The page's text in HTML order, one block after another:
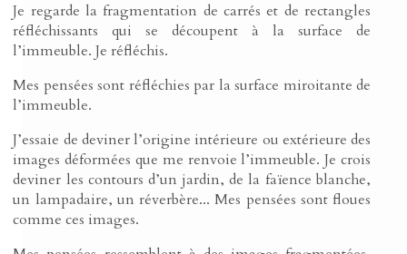
Je regarde la fragmentation de carrés et de rectangles
réfléchissants qui se découpent à la surface de
l’immeuble. Je réfléchis.
Mes pensées sont réfléchies par la surface miroitante de
l’immeuble.
J’essaie de deviner l’origine intérieure ou extérieure des
images déformées que me renvoie l’immeuble. Je crois
deviner les contours d’un jardin, de la faïence blanche,
un lampadaire, un réverbère... Mes pensées sont floues
comme ces images.